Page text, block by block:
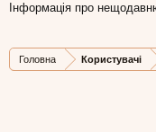
Інформація про
Головна Користувачі